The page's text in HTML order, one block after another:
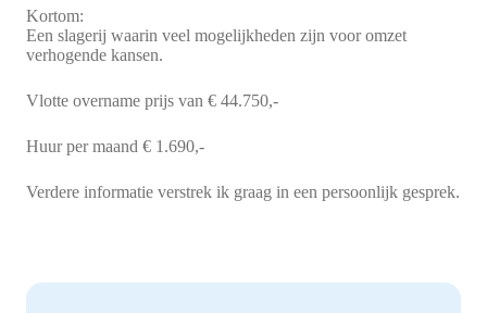
Kortom:
Een slagerij waarin veel mogelijkheden zijn voor omzet
verhogende kansen.
Vlotte overname prijs van € 44.750,-
Huur per maand € 1.690,-
Verdere informatie verstrek ik graag in een persoonlijk gesprek.